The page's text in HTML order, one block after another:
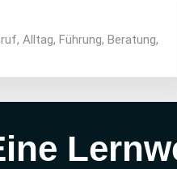
Alltag, Führung, Beratung,